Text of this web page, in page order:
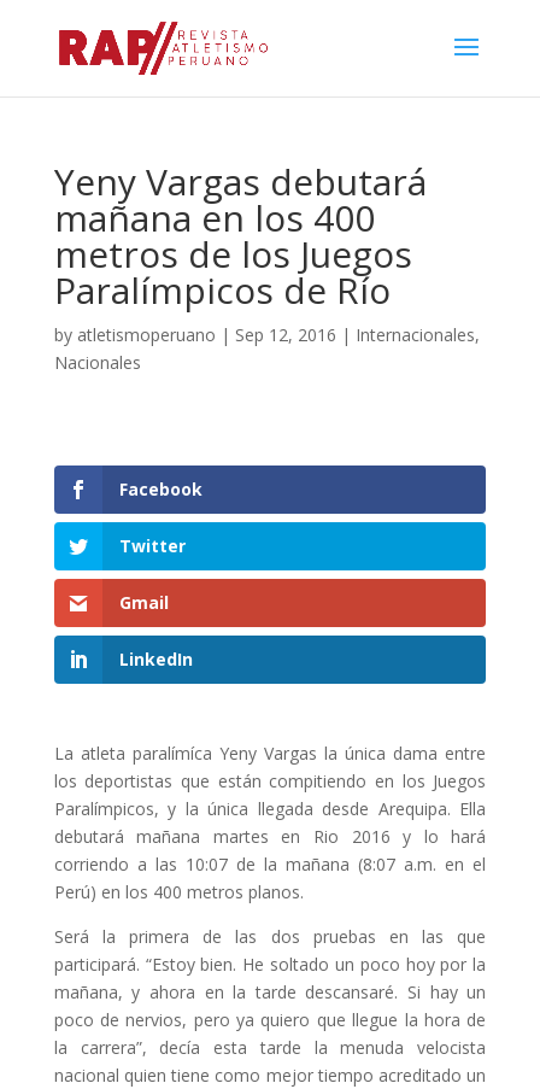
Yeny Vargas debutará
mañana en los 400
metros de los Juegos
Paralímpicos de Río
by atletismoperuano | Sep 12, 2016 | Internacionales,
Nacionales
Facebook
Twitter
Gmail
LinkedIn
La atleta paralímíca Yeny Vargas la única dama entre
los deportistas que están compitiendo en los Juegos
Paralímpicos, y la única llegada desde Arequipa. Ella
debutará mañana martes en Rio 2016 y lo hará
corriendo a las 10:07 de la mañana (8:07 a.m. en el
Perú) en los 400 metros planos.
Será la primera de las dos pruebas en las que
participará. “Estoy bien. He soltado un poco hoy por la
mañana, y ahora en la tarde descansaré. Si hay un
poco de nervios, pero ya quiero que llegue la hora de
la carrera”, decía esta tarde la menuda velocista
nacional quien tiene como mejor tiempo acreditado un